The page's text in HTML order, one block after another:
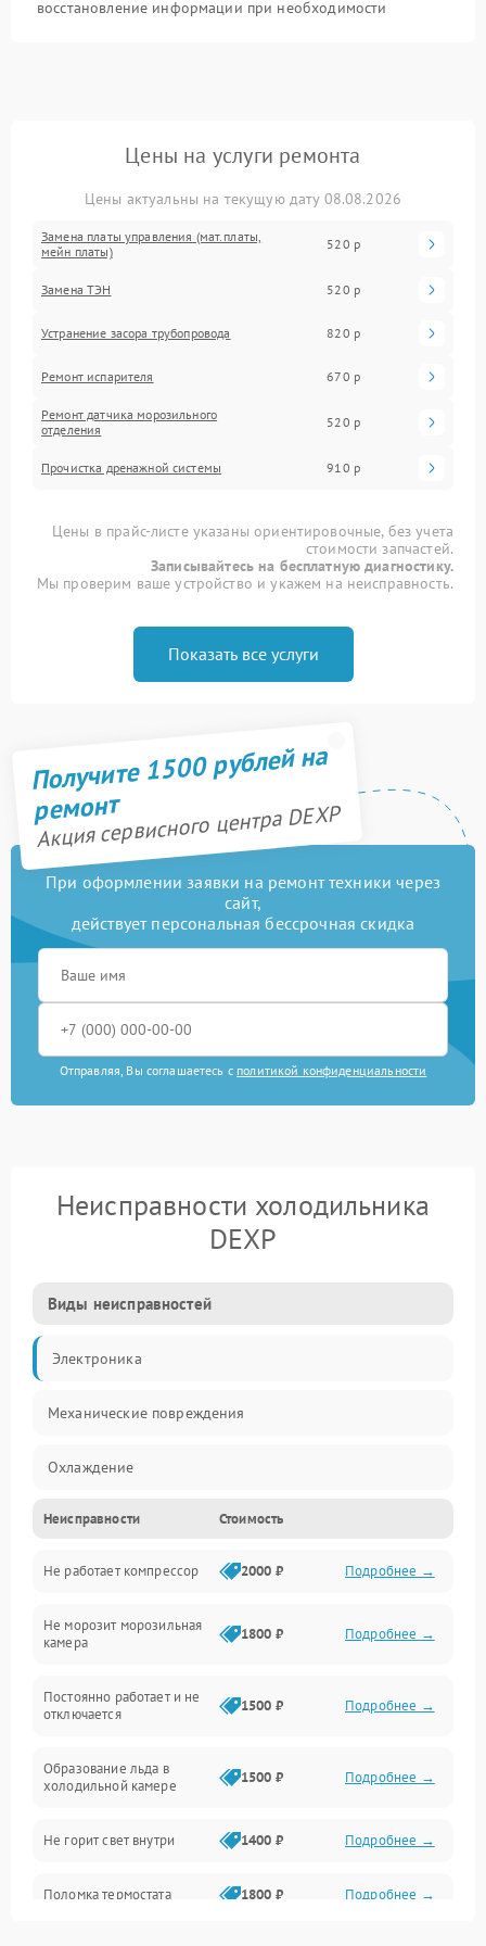
восстановление информации при необходимости
Цены на услуги ремонта
Цены актуальны на текущую дату 08.08.2026
Замена платы управления (мат.платы,
мейн платы)
520 р
Замена ТЭН 520 р
Устранение засора трубопровода 820 р
Ремонт испарителя 670 р
Ремонт датчика морозильного
отделения
520 р
Прочистка дренажной системы 910 р
Цены в прайс-листе указаны ориентировочные, без учета
стоимости запчастей.
Записывайтесь на бесплатную диагностику.
Мы проверим ваше устройство и укажем на неисправность.
Показать все услуги
Получите 1500 рублей на
ремонт
Акция сервисного центра DEXP
При оформлении заявки на ремонт техники через
сайт,
действует персональная бессрочная скидка
Отправляя, Вы соглашаетесь с политикой конфиденциальности
Неисправности холодильника
DEXP
Виды неисправностей
Электроника
Механические повреждения
Охлаждение
Механика
Электропитание
Дренаж
Неисправности Стоимость
Не работает компрессор 2000 ₽ Подробнее →
Не морозит морозильная
камера
1800 ₽ Подробнее →
Постоянно работает и не
отключается
1500 ₽ Подробнее →
Образование льда в
холодильной камере
1500 ₽ Подробнее →
Не горит свет внутри 1400 ₽ Подробнее →
Поломка термостата 1800 ₽ Подробнее →